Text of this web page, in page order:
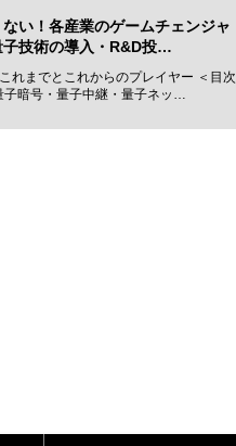
い！各産業のゲームチェンジャ
子技術の導入・R&D投…
れまでとこれからのプレイヤー ＜目次
子暗号・量子中継・量子ネッ…